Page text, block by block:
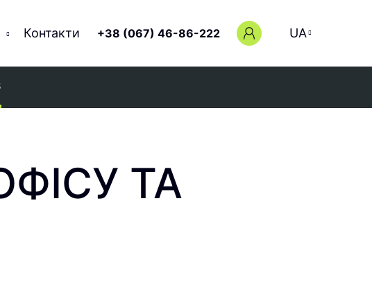
Контакти +38 (067) 46-86-222 UA
ТА